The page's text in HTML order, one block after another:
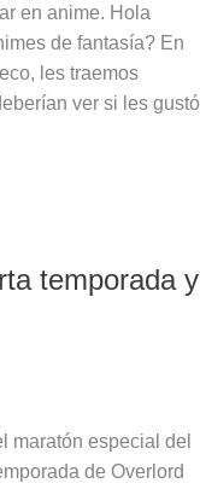
en anime. Hola
de fantasía? En
les traemos
ver si les gustó
temporada y
maratón especial del
de Overlord